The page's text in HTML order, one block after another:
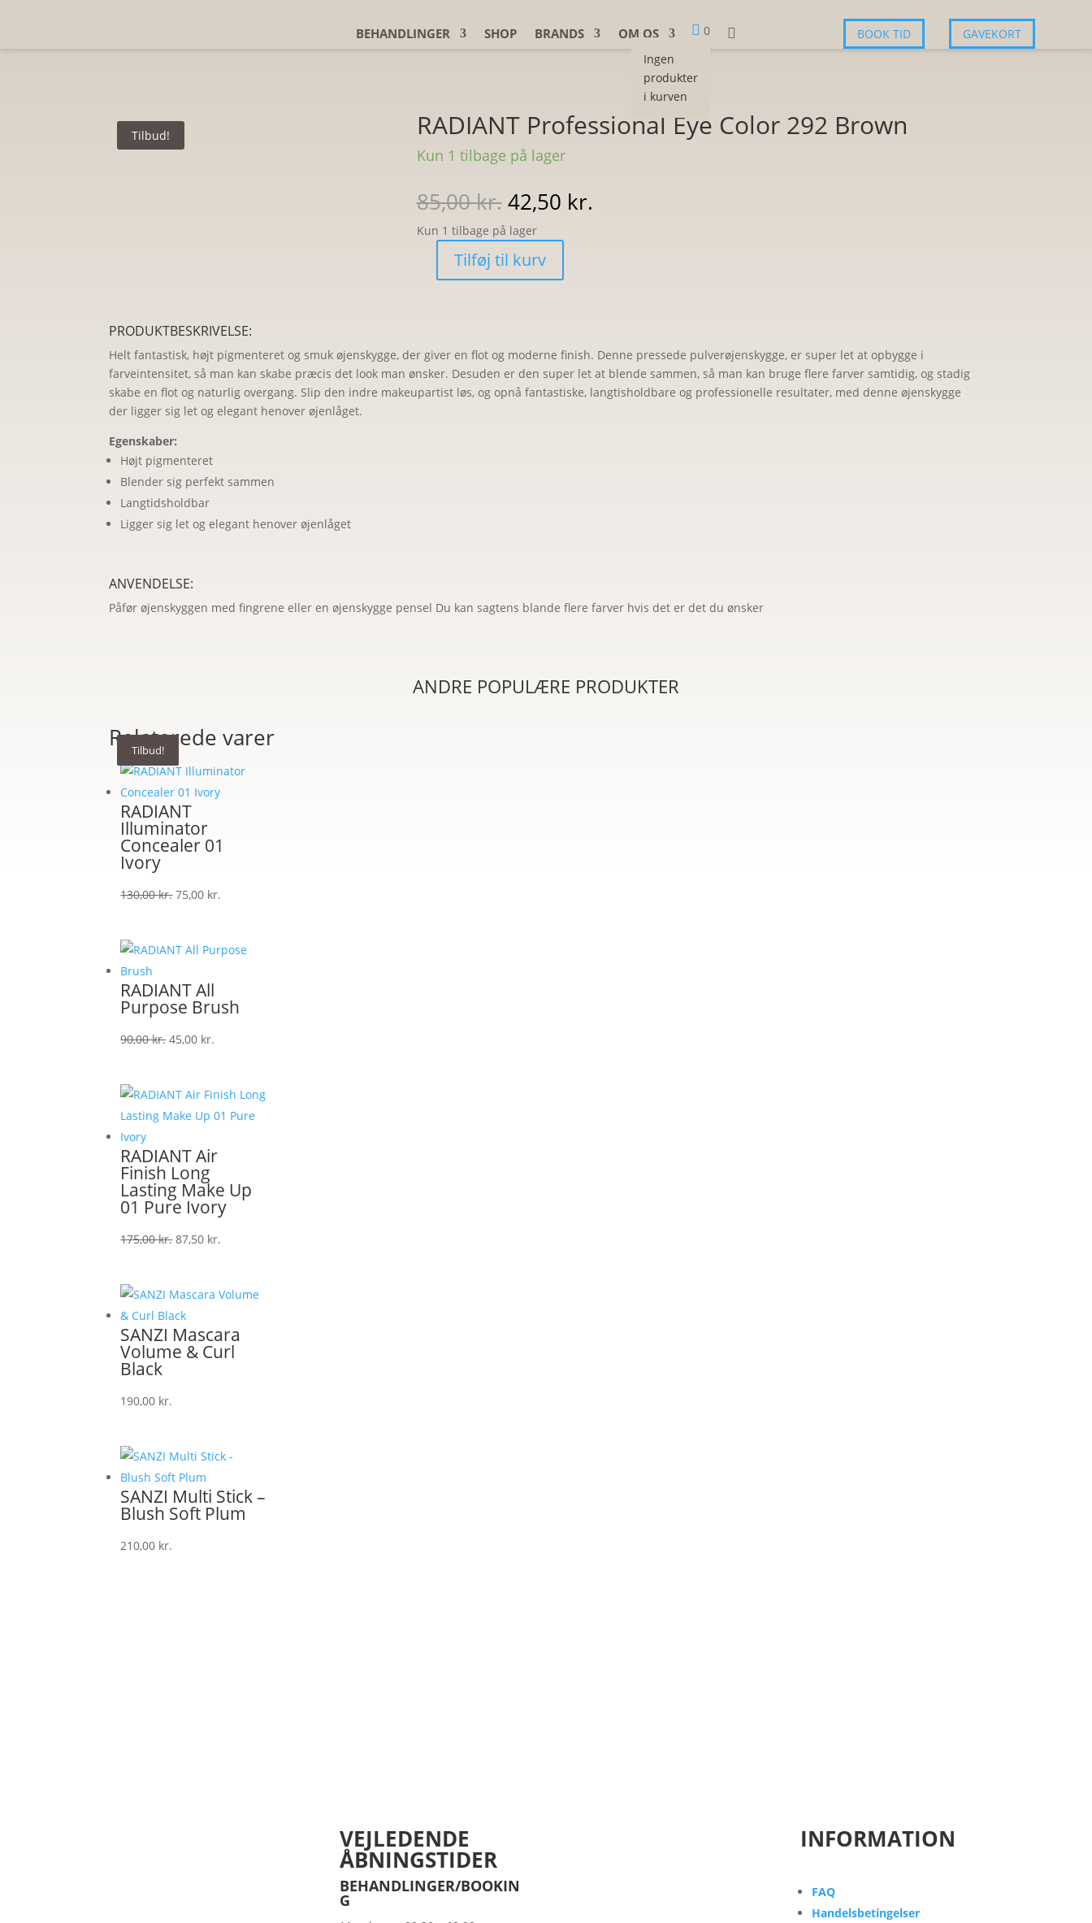
BEHANDLINGER SHOP BRANDS OM OS  0
Ingen
produkter
i kurven
 BOOK TID GAVEKORT
Tilbud! RADIANT Professional Eye Color 292 Brown
Kun 1 tilbage på lager
85,00kr. Den
oprindelige
pris
var:
85,00 kr..
42,50 kr.
Kun 1 tilbage på lager
RADIANT
Brown
antal
Tilføj til kurv
PRODUKTBESKRIVELSE:
Helt fantastisk, højt pigmenteret og smuk øjenskygge, der giver en flot og moderne finish. Denne pressede pulverøjenskygge, er super let at opbygge i
farveintensitet, så man kan skabe præcis det look man ønsker. Desuden er den super let at blende sammen, så man kan bruge flere farver samtidig, og stadig
skabe en flot og naturlig overgang. Slip den indre makeupartist løs, og opnå fantastiske, langtisholdbare og professionelle resultater, med denne øjenskygge
der ligger sig let og elegant henover øjenlåget.
Egenskaber:
Højt pigmenteret
Blender sig perfekt sammen
Langtidsholdbar
Ligger sig let og elegant henover øjenlåget
ANVENDELSE:
Påfør øjenskyggen med fingrene eller en øjenskygge pensel Du kan sagtens blande flere farver hvis det er det du ønsker
ANDRE POPULÆRE PRODUKTER
Relaterede varer
Tilbud!
RADIANT
Illuminator
Concealer 01
Ivory
130,00kr.Den
var:
75,00 kr.
er:
Tilbud!
RADIANT All
Purpose Brush
90,00kr.Den
var:
90,00 kr..
45,00 kr.
er:
45,00 kr..
Tilbud!
RADIANT Air
Finish Long
Lasting Make Up
01 Pure Ivory
175,00kr.Den
var:
175,00 kr..
87,50 kr.
er:
SANZI Mascara
Volume & Curl
Black
190,00 kr.
SANZI Multi Stick –
Blush Soft Plum
210,00 kr.
VEJLEDENDE
ÅBNINGSTIDER
BEHANDLINGER/BOOKIN
G
INFORMATION
FAQ
Handelsbetingelser